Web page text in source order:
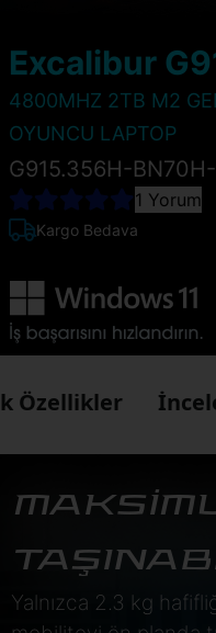
Excalibur
4800MHZ 2TB M2
OYUNCU LAPTOP
G915.356H-
1 Yorum
Kargo Bedava
Özellikler
Yalnızca 2.3 kg